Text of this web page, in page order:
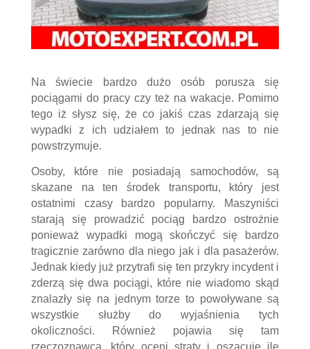
Na świecie bardzo dużo osób porusza się
pociągami do pracy czy też na wakacje. Pomimo
tego iż słysz się, że co jakiś czas zdarzają się
wypadki z ich udziałem to jednak nas to nie
powstrzymuje.
Osoby, które nie posiadają samochodów, są
skazane na ten środek transportu, który jest
ostatnimi czasy bardzo popularny. Maszyniści
starają się prowadzić pociąg bardzo ostrożnie
ponieważ wypadki mogą skończyć się bardzo
tragicznie zarówno dla niego jak i dla pasażerów.
Jednak kiedy już przytrafi się ten przykry incydent i
zderzą się dwa pociągi, które nie wiadomo skąd
znalazły się na jednym torze to powoływane są
wszystkie służby do wyjaśnienia tych
okoliczności. Również pojawia się tam
rzeczoznawca, który oceni straty i oszacuje ile